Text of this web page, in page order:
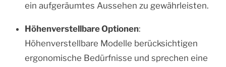
ein aufgeräumtes Aussehen zu gewährleisten.
Höhenverstellbare Optionen:
Höhenverstellbare Modelle berücksichtigen
ergonomische Bedürfnisse und sprechen eine